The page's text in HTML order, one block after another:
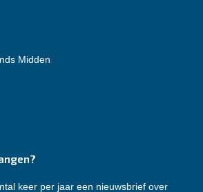
Midden
keer per jaar een nieuwsbrief over